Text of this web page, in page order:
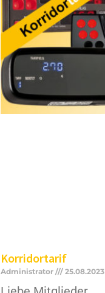
Korridortarif
Administrator 25.08.2023